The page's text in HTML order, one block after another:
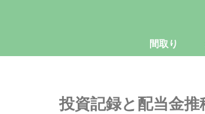
間取り
投資記録と配当金推